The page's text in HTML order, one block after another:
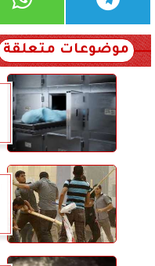
موضوعات متعلقة